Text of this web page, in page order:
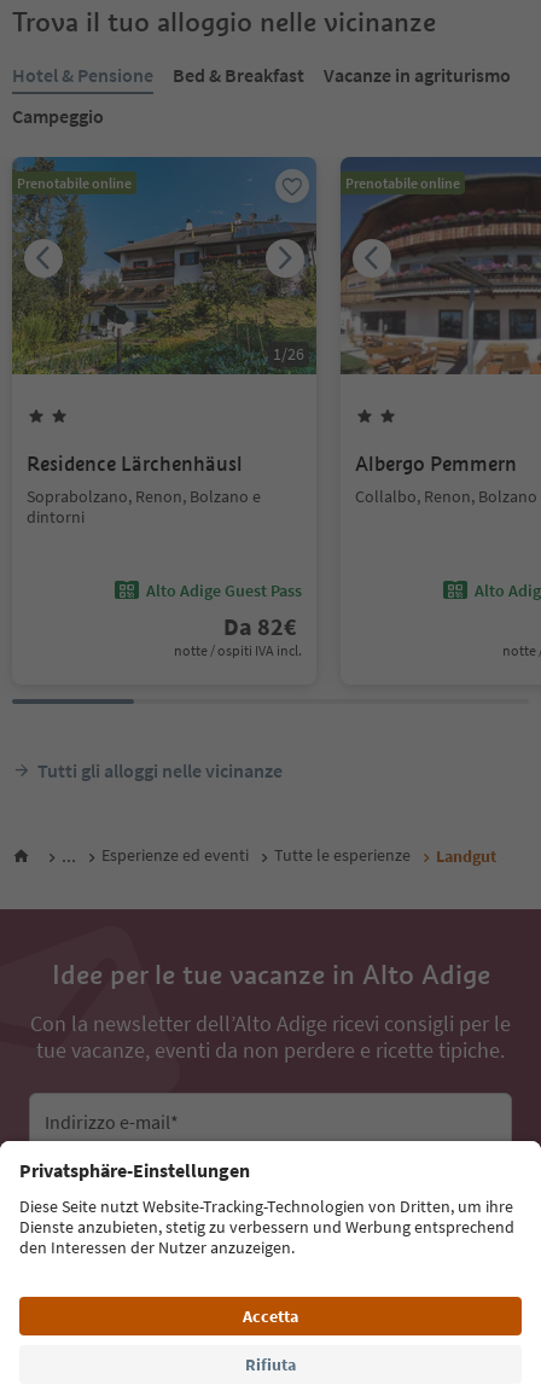
Trova il tuo alloggio nelle vicinanze
Hotel & Pensione Bed & Breakfast
Vacanze in agriturismo
Campeggio
Prenotabile online
1/26
Residence Lärchenhäusl
Soprabolzano, Renon, Bolzano e
dintorni
Alto Adige Guest Pass
Da 82€
notte / ospiti IVA incl.
Prenotabile online
Albergo Pemmern
Collalbo, Renon,
Alto
notte
Tutti gli alloggi nelle vicinanze
... Esperienze ed eventi Tutte le esperienze Landgut
Idee per le tue vacanze in Alto Adige
Con la newsletter dell’Alto Adige ricevi consigli per le
tue vacanze, eventi da non perdere e ricette tipiche.
Indirizzo e-mail*
Iscriviti alla newsletter